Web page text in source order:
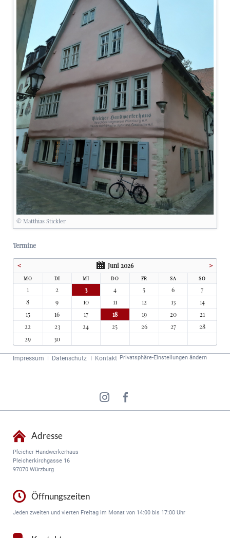
© Matthias Stickler
Termine
< Juni 2026 >
MO DI MI DO FR SA SO
1 2 3 4 5 6
7
8
9 10 11 12 13
14
15
16 17 18 19 20
21
22
23 24 25 26 27
28
29
30
Navigation
Impressum Datenschutz Kontakt Privatsphäre-Einstellungen ändern
Adresse
Pleicher Handwerkerhaus
Pleicherkirchgasse 16
97070 Würzburg
Öffnungszeiten
Jeden zweiten und vierten Freitag im Monat von 14:00 bis 17:00 Uhr